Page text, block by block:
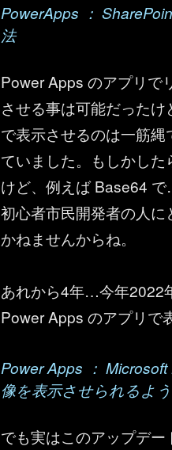
PowerApps ：
法
Power Apps のアプリで
させる事は可能だった
で表示させるのは一筋
ていました。もしかし
けど、例えば Base64
初心者市民開発者の人
かねませんからね。
あれから4年…今年2022
Power Apps のアプリで
Power Apps ：
像を表示させられるよ
でも実はこのアップデ